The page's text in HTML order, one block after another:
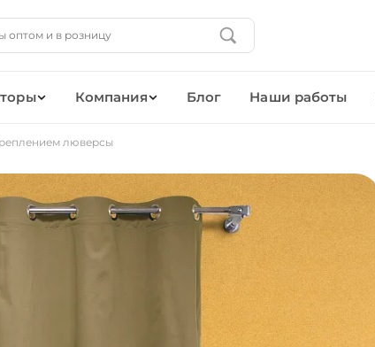
Компания Блог Наши работы
люверсы